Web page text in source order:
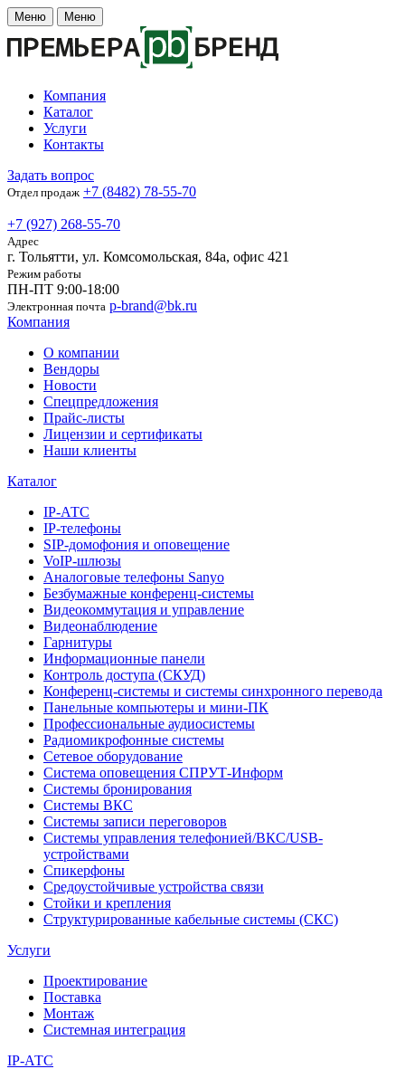
Меню Меню
Компания
Каталог
Услуги
Контакты
Задать вопрос
Отдел продаж +7 (8482) 78-55-70
+7 (927) 268-55-70
Адрес
г. Тольятти, ул. Комсомольская, 84а, офис 421
Режим работы
ПН-ПТ 9:00-18:00
Электронная почта p-brand@bk.ru
Компания
О компании
Вендоры
Новости
Спецпредложения
Прайс-листы
Лицензии и сертификаты
Наши клиенты
Каталог
IP-АТС
IP-телефоны
SIP-домофония и оповещение
VoIP-шлюзы
Аналоговые телефоны Sanyo
Безбумажные конференц-системы
Видеокоммутация и управление
Видеонаблюдение
Гарнитуры
Информационные панели
Контроль доступа (СКУД)
Конференц-системы и системы синхронного перевода
Панельные компьютеры и мини-ПК
Профессиональные аудиосистемы
Радиомикрофонные системы
Сетевое оборудование
Система оповещения СПРУТ-Информ
Системы бронирования
Системы ВКС
Системы записи переговоров
Системы управления телефонией/ВКС/USB-
устройствами
Спикерфоны
Средоустойчивые устройства связи
Стойки и крепления
Структурированные кабельные системы (СКС)
Услуги
Проектирование
Поставка
Монтаж
Системная интеграция
IP-АТС